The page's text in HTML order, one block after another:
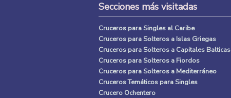
Secciones más visitadas
Cruceros para Singles al Caribe
Cruceros para Solteros a Islas Griegas
Cruceros para Solteros a Capitales Balticas
Cruceros para Solteros a Fiordos
Cruceros para Solteros a Mediterráneo
Cruceros Temáticos para Singles
Crucero Ochentero